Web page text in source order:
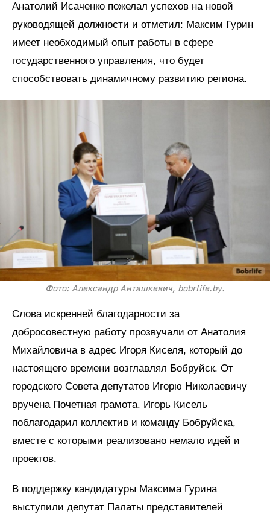
Анатолий Исаченко пожелал успехов на новой
руководящей должности и отметил: Максим Гурин
имеет необходимый опыт работы в сфере
государственного управления, что будет
способствовать динамичному развитию региона.
Фото: Александр Анташкевич, bobrlife.by.
Слова искренней благодарности за
добросовестную работу прозвучали от Анатолия
Михайловича в адрес Игоря Киселя, который до
настоящего времени возглавлял Бобруйск. От
городского Совета депутатов Игорю Николаевичу
вручена Почетная грамота. Игорь Кисель
поблагодарил коллектив и команду Бобруйска,
вместе с которыми реализовано немало идей и
проектов.
В поддержку кандидатуры Максима Гурина
выступили депутат Палаты представителей